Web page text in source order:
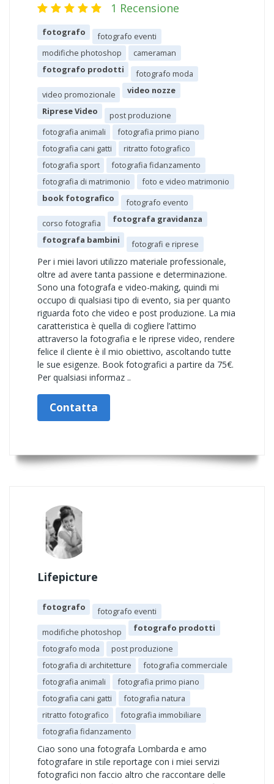
1 Recensione
fotografo
fotografo eventi
modifiche photoshop
cameraman
fotografo prodotti
fotografo moda
video promozionale
video nozze
Riprese Video
post produzione
fotografia animali
fotografia primo piano
fotografia cani gatti
ritratto fotografico
fotografia sport
fotografia fidanzamento
fotografia di matrimonio
foto e video matrimonio
book fotografico
fotografo evento
corso fotografia
fotografa gravidanza
fotografa bambini
fotografi e riprese
Per i miei lavori utilizzo materiale professionale,
oltre ad avere tanta passione e determinazione.
Sono una fotografa e video-making, quindi mi
occupo di qualsiasi tipo di evento, sia per quanto
riguarda foto che video e post produzione. La mia
caratteristica è quella di cogliere l’attimo
attraverso la fotografia e le riprese video, rendere
felice il cliente è il mio obiettivo, ascoltando tutte
le sue esigenze. Book fotografici a partire da 75€.
Per qualsiasi informaz ..
Contatta
Lifepicture
fotografo
fotografo eventi
modifiche photoshop
fotografo prodotti
fotografo moda
post produzione
fotografia di architetture
fotografia commerciale
fotografia animali
fotografia primo piano
fotografia cani gatti
fotografia natura
ritratto fotografico
fotografia immobiliare
fotografia fidanzamento
Ciao sono una fotografa Lombarda e amo
fotografare in stile reportage con i miei servizi
fotografici non faccio altro che raccontare delle